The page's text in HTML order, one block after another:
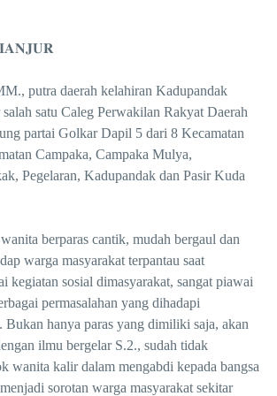
putra daerah kelahiran Kadupandak
satu Caleg Perwakilan Rakyat Daerah
partai Golkar Dapil 5 dari 8 Kecamatan
Campaka, Campaka Mulya,
Pegelaran, Kadupandak dan Pasir Kuda
berparas cantik, mudah bergaul dan
warga masyarakat terpantau saat
kegiatan sosial dimasyarakat, sangat piawai
permasalahan yang dihadapi
Bukan hanya paras yang dimiliki saja, akan
ilmu bergelar S.2., sudah tidak
wanita kalir dalam mengabdi kepada bangsa
sorotan warga masyarakat sekitar